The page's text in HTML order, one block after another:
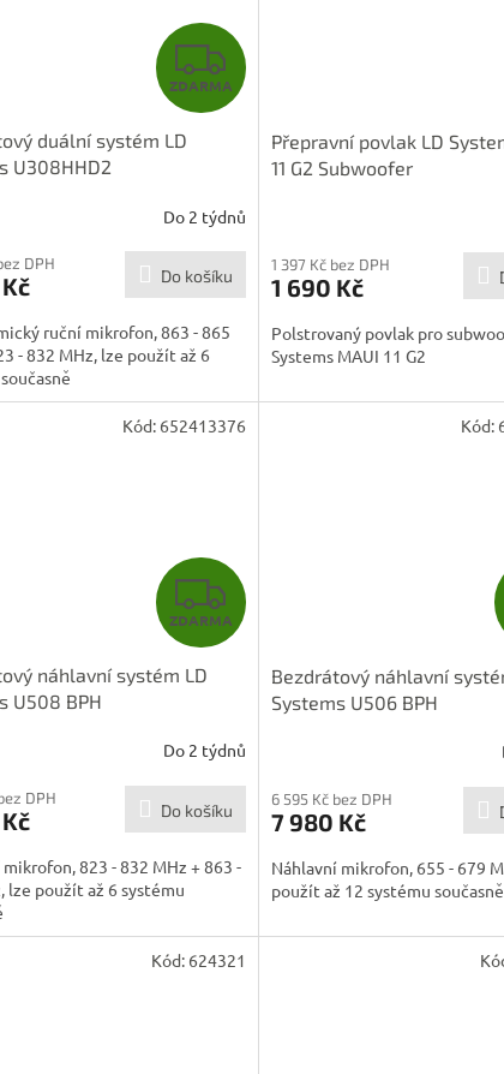
Z
D
R
M
A
ZDARMA
duální systém LD
U308HHD2
Do 2 týdnů
DPH
Do košíku
ruční mikrofon, 863 - 865
- 832 MHz, lze použít až 6
Přepravní povlak LD
11 G2 Subwoofer
1 397 Kč bez DPH
1 690 Kč
Polstrovaný povlak pro
Systems MAUI 11 G2
Z
D
R
M
A
ZDARMA
náhlavní systém LD
U508 BPH
Do 2 týdnů
DPH
Do košíku
823 - 832 MHz + 863 -
lze použít až 6 systému
Kód: 652413376
Bezdrátový náhlavní
Systems U506 BPH
6 595 Kč bez DPH
7 980 Kč
Náhlavní mikrofon, 655 - 679
použít až 12 systému současně
Kód:
Kód: 624321